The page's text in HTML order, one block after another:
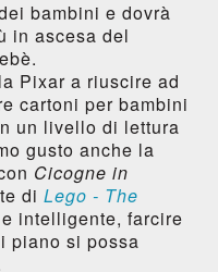
bambini e dovrà
in ascesa del
Pixar a riuscire ad
cartoni per bambini
un livello di lettura
gusto anche la
Cicogne in
di Lego - The
intelligente, farcire
piano si possa